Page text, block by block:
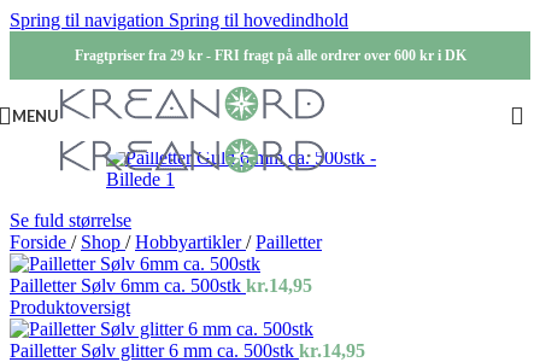
Spring til navigation Spring til hovedindhold
Fragtpriser fra 29 kr - FRI fragt på alle ordrer over 600 kr i DK
MENU
Se fuld størrelse
Forside / Shop / Hobbyartikler/ Pailletter
Pailletter Sølv 6mm ca. 500stk kr.14,95
Produktoversigt
Pailletter Sølv glitter 6 mm ca. 500stk kr.14,95